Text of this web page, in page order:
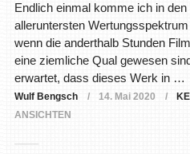
Endlich einmal komme ich in
alleruntersten
wenn die anderthalb Stunden
eine ziemliche Qual gewesen
erwartet, dass dieses Werk in …
Wulf Bengsch 14. Mai 2020
ANSICHTEN